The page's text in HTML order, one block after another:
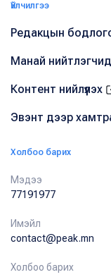
Үйлчилгээ
Редакцын
Манай нийтлэгчид
Контент нийлүүлэх
Эвэнт дээр
Холбоо барих
Мэдээ
77191977
Имэйл
contact@peak.mn
Холбоо барих